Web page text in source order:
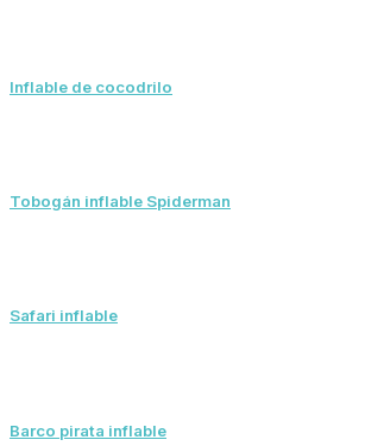
Inflable de cocodrilo
Tobogán inflable Spiderman
Safari inflable
Barco pirata inflable